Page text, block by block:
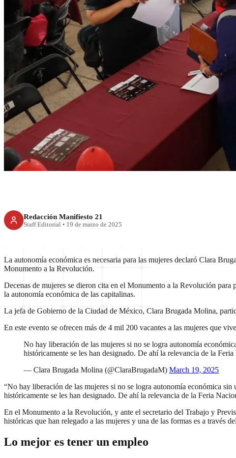
CDMX
Brugada impulsa
económica de
Redacción Manifiesto 21
Staff Editorial • 19 de marzo de 2025
La autonomía económica es necesaria para las mujeres declaró Clara
Monumento a la Revolución.
Decenas de mujeres se dieron cita en el Monumento a la Revolución
la autonomía económica de las capitalinas.
La jefa de Gobierno de la Ciudad de México, Clara Brugada Molina,
En este evento se ofrecen más de 4 mil 200 vacantes a las mujeres que
No hay liberación de las mujeres si no se logra autonomía
históricamente se les han designado. De ahí la relevancia de la
— Clara Brugada Molina (@ClaraBrugadaM) March 19, 2025
“No hay liberación de las mujeres si no se logra autonomía económica
históricamente se les han designado. De ahí la relevancia de la Feria
En el Monumento a la Revolución, y ante el secretario del Trabajo y
históricas que han relegado a las mujeres y una de las formas es a través
Lo mejor es tener un empleo